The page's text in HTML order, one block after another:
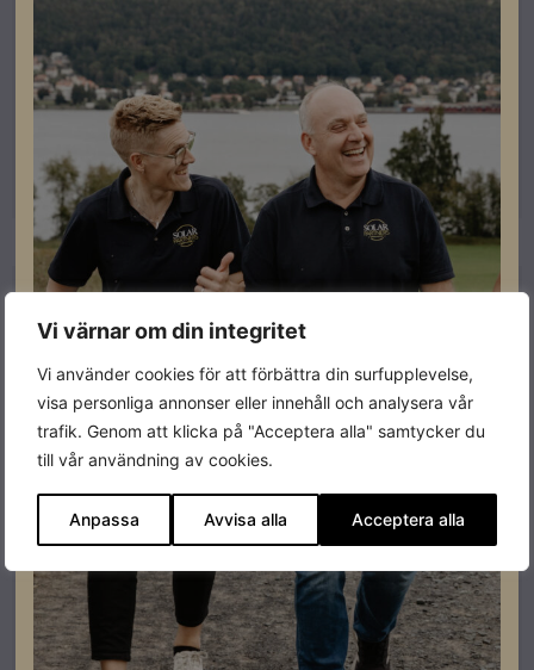
Vi värnar om din integritet
Vi använder cookies för att förbättra din surfupplevelse,
visa personliga annonser eller innehåll och analysera vår
trafik. Genom att klicka på "Acceptera alla" samtycker du
till vår användning av cookies.
Anpassa Avvisa alla Acceptera alla
Platta tak Soltop
Soltop Duraclick GE – Beställningsvara
Artikelnummer: 505007
Läs mer
Platta tak Soltop
Soltop Duraclick GR – Beställningsvara